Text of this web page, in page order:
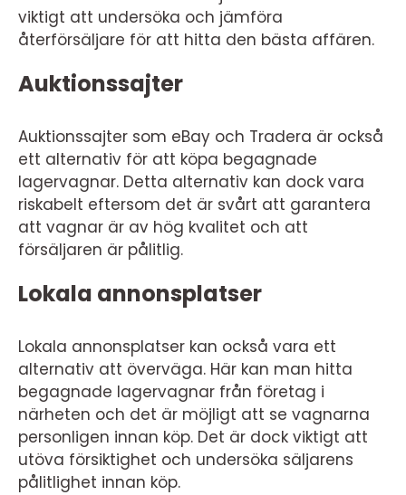
viktigt att undersöka och jämföra
återförsäljare för att hitta den bästa affären.
Auktionssajter
Auktionssajter som eBay och Tradera är också
ett alternativ för att köpa begagnade
lagervagnar. Detta alternativ kan dock vara
riskabelt eftersom det är svårt att garantera
att vagnar är av hög kvalitet och att
försäljaren är pålitlig.
Lokala annonsplatser
Lokala annonsplatser kan också vara ett
alternativ att överväga. Här kan man hitta
begagnade lagervagnar från företag i
närheten och det är möjligt att se vagnarna
personligen innan köp. Det är dock viktigt att
utöva försiktighet och undersöka säljarens
pålitlighet innan köp.